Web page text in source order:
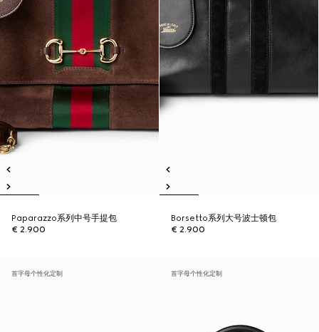
Paparazzo系列中号手提包
€ 2.900
Borsetto系列大号波士顿包
€ 2.900
首字母个性化定制 首字母个性化定制